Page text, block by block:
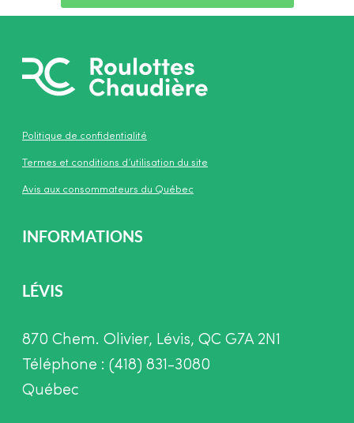
Politique de confidentialité
Termes et conditions d’utilisation du site
Avis aux consommateurs du Québec
INFORMATIONS
LÉVIS
870 Chem. Olivier, Lévis, QC G7A 2N1
Téléphone : (418) 831-3080
Québec